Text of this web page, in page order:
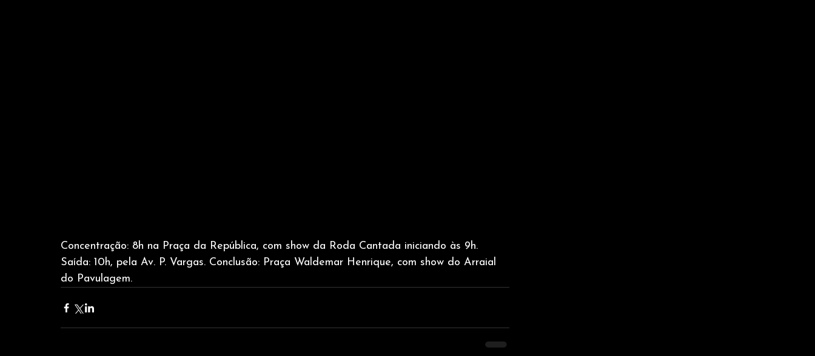
Concentração: 8h na Praça da República, com show da Roda Cantada iniciando às 9h.
Saída: 10h, pela Av. P. Vargas. Conclusão: Praça Waldemar Henrique, com show do Arraial
do Pavulagem.